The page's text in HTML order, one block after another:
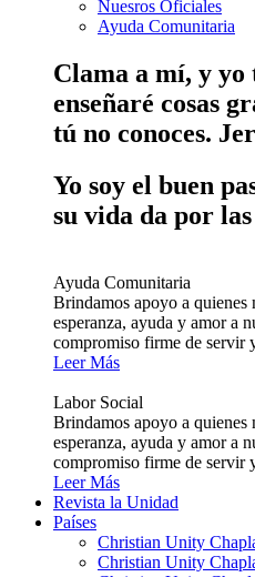
Nuesros Oficiales
Ayuda Comunitaria
Clama a mí, y yo
enseñaré cosas
tú no conoces.
Yo soy el buen
su vida da por
Ayuda Comunitaria
Brindamos apoyo a quienes
esperanza, ayuda y amor a
compromiso firme de servir
Leer Más
Labor Social
Brindamos apoyo a quienes
esperanza, ayuda y amor a
compromiso firme de servir
Leer Más
Revista la Unidad
Países
Christian Unity
Christian Unity